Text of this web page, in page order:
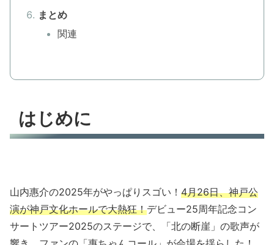
まとめ
関連
はじめに
山内惠介の2025年がやっぱりスゴい！ 4月26日、神戸公
演が神戸文化ホールで大熱狂！デビュー25周年記念コン
サートツアー2025のステージで、「北の断崖」の歌声が